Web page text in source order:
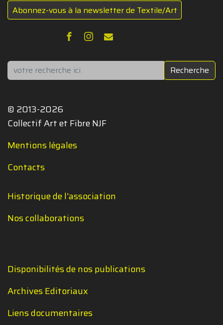
Abonnez-vous à la newsletter de Textile/Art
Rechercher Recherche
© 2013-2026
Collectif Art et Fibre NJF
Mentions légales
Contacts
Historique de l'association
Nos collaborations
Disponibilités de nos publications
Archives Editoriaux
Liens documentaires